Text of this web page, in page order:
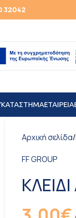
32042
ΕΤΑΙΡΕΙΑ
Αρχική σελίδα/
FF GROUP